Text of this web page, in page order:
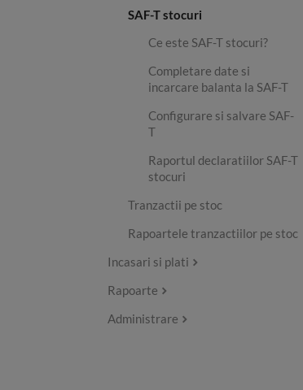
SAF-T stocuri
Ce este SAF-T stocuri?
Completare date si
incarcare balanta la SAF-T
Configurare si salvare SAF-
T
Raportul declaratiilor SAF-T
stocuri
Tranzactii pe stoc
Rapoartele tranzactiilor pe stoc
Incasari si plati
Rapoarte
Administrare